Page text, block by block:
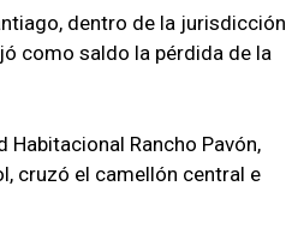
dentro de la jurisdicción
como saldo la pérdida de la
Habitacional Rancho Pavón,
cruzó el camellón central e